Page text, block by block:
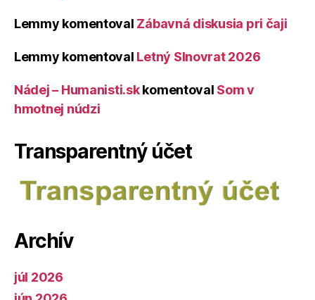
Lemmy komentoval Zábavná diskusia pri čaji
Lemmy komentoval Letný Slnovrat 2026
Nádej – Humanisti.skkomentoval Som v
hmotnej núdzi
Transparentný účet
Archív
júl 2026